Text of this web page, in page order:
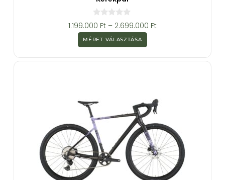
0
a
z
5
b
1.199.000 Ft – 2.699.000 Ft
MÉRET VÁLASZTÁSA